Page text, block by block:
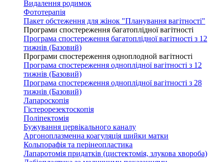
Видалення родимок
Фототерапія
Пакет обстеження для жінок "Планування вагітності"
Програми спостереження багатоплідної вагітності
Програма спостереження багатоплідної вагітності з 12
тижнів (Базовий)
Програми спостереження одноплодной вагітності
Програма спостереження одноплідної вагітності з 12
тижнів (Базовий)
Програма спостереження одноплідної вагітності з 28
тижнів (Базовий)
Лапароскопія
Гістерорезектоскопія
Поліпектомія
Бужування цервікального каналу
Аргоноплазменна коагуляція шийки матки
Кольпорафія та перінеопластика
Лапаротомія придатків (цистектомія, злукова хвороба)